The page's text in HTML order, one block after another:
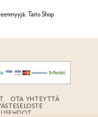
Taito Shop
OTA YHTEYTTÄ